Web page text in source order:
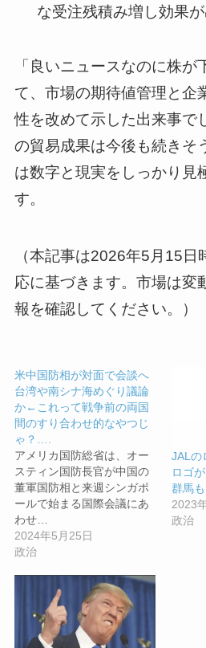
な受注残積み増し効果が
「良いニュースなのに株が
て、市場の期待値管理と企
性を改めて示した出来事で
の貿易成果は今後も続きそ
は数字と現実をしっかり見
す。
（本記事は2026年5月15日
応に基づきます。市場は変
報を確認してください。）
米中国防相が対面で会談へ
台湾や南シナ海めぐり議論
か←これって戦争前の両国
間のすり合わせ的なやつじ
ゃ？….
アメリカ国防総省は、オー
スティン国防長官が中国の
董軍国防相と来週シンガポ
ールで始まる国際会議にあ
わせ…
2024年5月25日
政治
JALの
ロゴ
群馬
2023
政治